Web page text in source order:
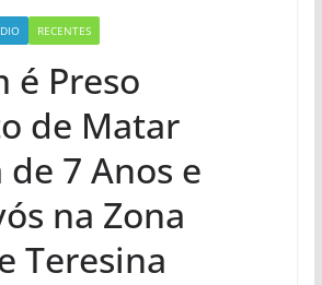
RECENTES
é Preso
de Matar
7 Anos e
na Zona
Teresina